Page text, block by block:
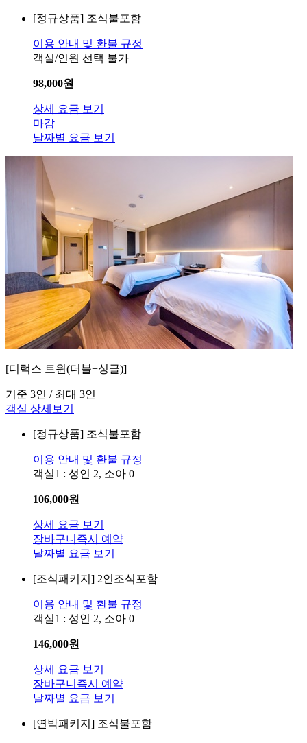
[정규상품] 조식불포함
이용 안내 및 환불 규정
객실/인원 선택 불가
98,000원
상세 요금 보기
마감
날짜별 요금 보기
[디럭스 트윈(더블+싱글)]
기준 3인 / 최대 3인
객실 상세보기
[정규상품] 조식불포함
이용 안내 및 환불 규정
객실1 : 성인 2, 소아 0
106,000원
상세 요금 보기
장바구니 즉시 예약
날짜별 요금 보기
[조식패키지] 2인조식포함
이용 안내 및 환불 규정
객실1 : 성인 2, 소아 0
146,000원
상세 요금 보기
장바구니 즉시 예약
날짜별 요금 보기
[연박패키지] 조식불포함